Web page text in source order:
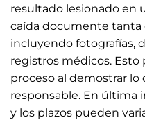
resultado lesionado en
caída documente tanta
incluyendo fotografías,
registros médicos. Esto
proceso al demostrar
responsable. En última
y los plazos pueden